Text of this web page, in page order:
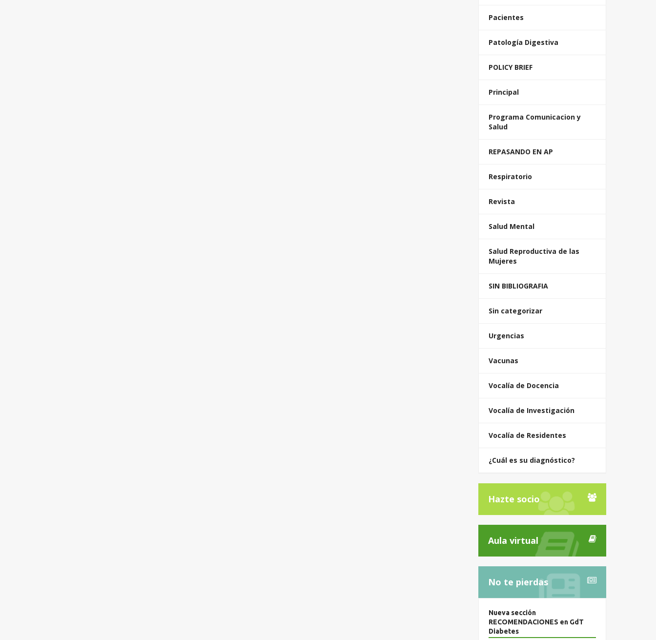
Pacientes
Patología Digestiva
POLICY BRIEF
Principal
Programa Comunicacion y
Salud
REPASANDO EN AP
Respiratorio
Revista
Salud Mental
Salud Reproductiva de las
Mujeres
SIN BIBLIOGRAFIA
Sin categorizar
Urgencias
Vacunas
Vocalía de Docencia
Vocalía de Investigación
Vocalía de Residentes
¿Cuál es su diagnóstico?
Hazte socio
Aula virtual
No te pierdas
Nueva sección
RECOMENDACIONES en GdT
Diabetes